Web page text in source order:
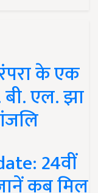
के एक
बी. एल. झा
24वीं
कब मिल